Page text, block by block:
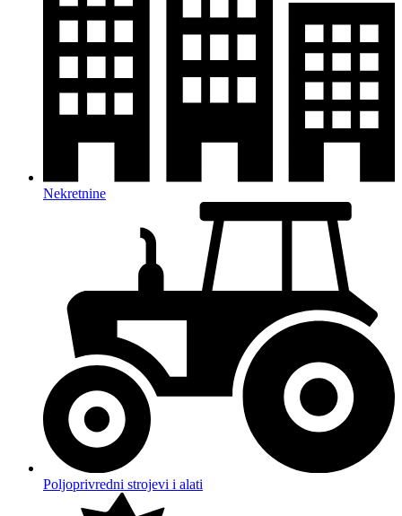
Nekretnine
Poljoprivredni strojevi i alati